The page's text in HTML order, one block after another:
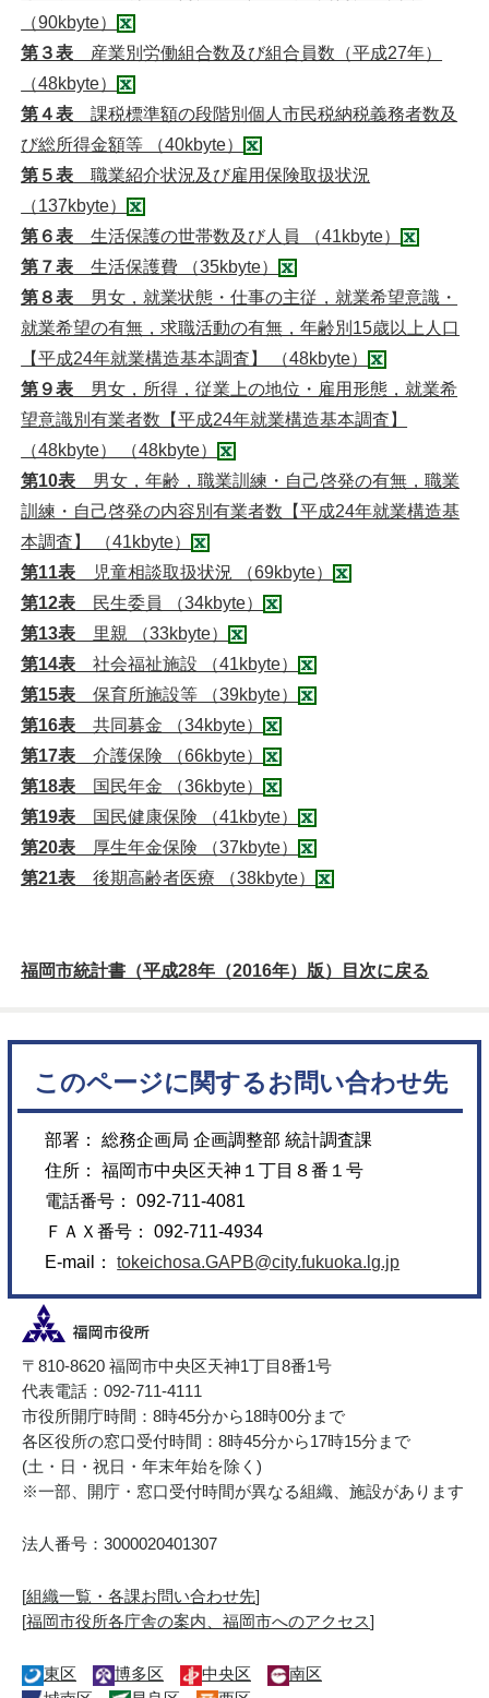
（90kbyte）
第３表 産業別労働組合数及び組合員数（平成27年）
（48kbyte）
第４表 課税標準額の段階別個人市民税納税義務者数及
び総所得金額等 （40kbyte）
第５表 職業紹介状況及び雇用保険取扱状況
（137kbyte）
第６表 生活保護の世帯数及び人員 （41kbyte）
第７表 生活保護費 （35kbyte）
第８表 男女，就業状態・仕事の主従，就業希望意識・
就業希望の有無，求職活動の有無，年齢別15歳以上人口
【平成24年就業構造基本調査】 （48kbyte）
第９表 男女，所得，従業上の地位・雇用形態，就業希
望意識別有業者数【平成24年就業構造基本調査】
（48kbyte） （48kbyte）
第10表 男女，年齢，職業訓練・自己啓発の有無，職業
訓練・自己啓発の内容別有業者数【平成24年就業構造基
本調査】 （41kbyte）
第11表 児童相談取扱状況 （69kbyte）
第12表 民生委員 （34kbyte）
第13表 里親 （33kbyte）
第14表 社会福祉施設 （41kbyte）
第15表 保育所施設等 （39kbyte）
第16表 共同募金 （34kbyte）
第17表 介護保険 （66kbyte）
第18表 国民年金 （36kbyte）
第19表 国民健康保険 （41kbyte）
第20表 厚生年金保険 （37kbyte）
第21表 後期高齢者医療 （38kbyte）
福岡市統計書（平成28年（2016年）版）目次に戻る
このページに関するお問い合わせ先
部署： 総務企画局 企画調整部 統計調査課
住所： 福岡市中央区天神１丁目８番１号
電話番号： 092-711-4081
ＦＡＸ番号： 092-711-4934
E-mail：tokeichosa.GAPB@city.fukuoka.lg.jp
〒810-8620 福岡市中央区天神1丁目8番1号
代表電話：092-711-4111
市役所開庁時間：8時45分から18時00分まで
各区役所の窓口受付時間：8時45分から17時15分まで
(土・日・祝日・年末年始を除く)
※一部、開庁・窓口受付時間が異なる組織、施設があります
法人番号：3000020401307
[組織一覧・各課お問い合わせ先]
[福岡市役所各庁舎の案内、福岡市へのアクセス]
東区 博多区 中央区
南区